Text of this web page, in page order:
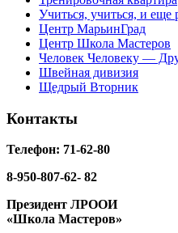
Учиться, учиться, и еще
Центр МарьинГрад
Центр Школа Мастеров
Человек Человеку —
Швейная дивизия
Щедрый Вторник
Контакты
Телефон: 71-62-80
8-950-807-62- 82
Президент ЛРООИ
«Школа Мастеров»